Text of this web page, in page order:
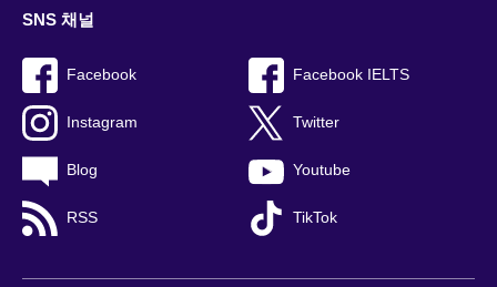
SNS 채널
Facebook Facebook IELTS
Instagram Twitter
Blog Youtube
RSS TikTok